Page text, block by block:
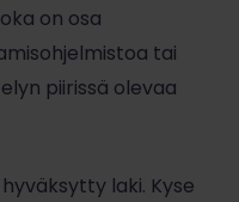
on osa
tai
piirissä olevaa
laki. Kyse